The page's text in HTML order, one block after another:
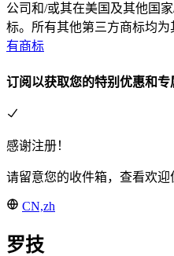
公司和/或其在美国及其他国
标。所有其他第三方商标均为
有商标
订阅以获取您的特别优惠和专
感谢注册！
请留意您的收件箱，查看欢迎
CN,zh
罗技